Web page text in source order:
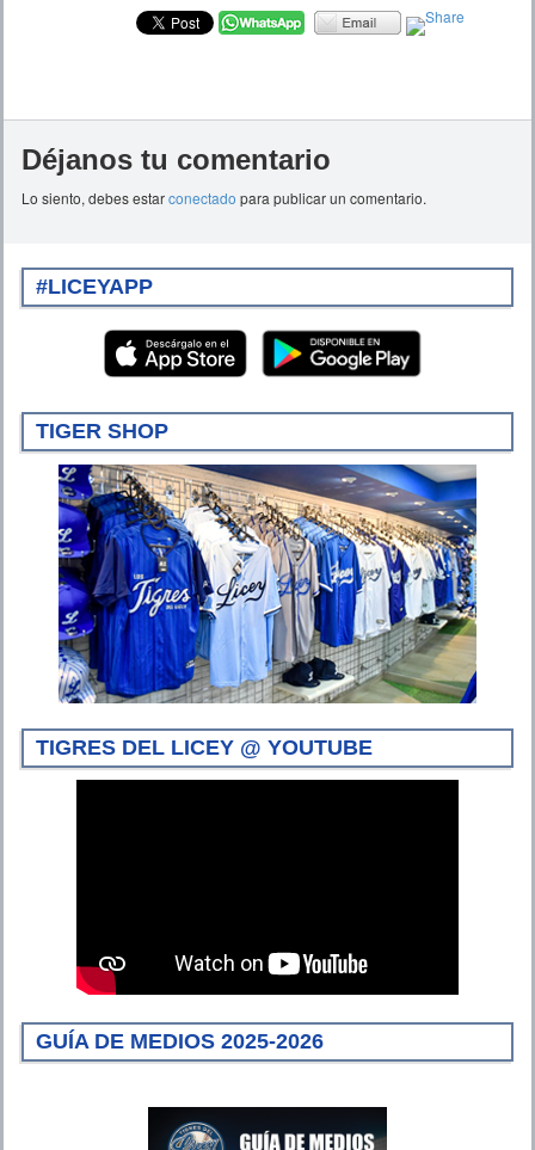
Déjanos tu comentario
Lo siento, debes estarconectado para publicar un comentario.
#LICEYAPP
TIGER SHOP
TIGRES DEL LICEY @ YOUTUBE
GUÍA DE MEDIOS 2025-2026